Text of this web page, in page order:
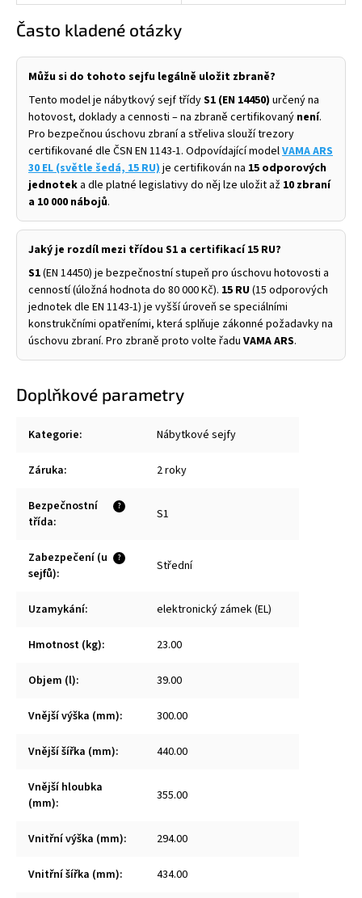
Často kladené otázky
Můžu si do tohoto sejfu legálně uložit zbraně?
Tento model je nábytkový sejf třídyS1 (EN 14450) určený na
hotovost, doklady a cennosti – na zbraně certifikovaný není.
Pro bezpečnou úschovu zbraní a střeliva slouží trezory
certifikované dle ČSN EN 1143-1. Odpovídající modelVAMA ARS
30 EL (světle šedá, 15 RU) je certifikován na 15 odporových
jednotek a dle platné legislativy do něj lze uložit až 10 zbraní
a 10 000 nábojů.
Jaký je rozdíl mezi třídou S1 a certifikací 15 RU?
S1(EN 14450) je bezpečnostní stupeň pro úschovu hotovosti a
cenností (úložná hodnota do 80 000 Kč). 15 RU(15 odporových
jednotek dle EN 1143-1) je vyšší úroveň se speciálními
konstrukčními opatřeními, která splňuje zákonné požadavky na
úschovu zbraní. Pro zbraně proto volte řadu VAMA ARS.
Doplňkové parametry
Kategorie: Nábytkové sejfy
Záruka: 2 roky
?
Bezpečnostní
třída: S1
?
Zabezpečení (u
sejfů): Střední
Uzamykání: elektronický zámek (EL)
Hmotnost (kg): 23.00
Objem (l): 39.00
Vnější výška (mm): 300.00
Vnější šířka (mm): 440.00
Vnější hloubka
(mm): 355.00
Vnitřní výška (mm): 294.00
Vnitřní šířka (mm): 434.00